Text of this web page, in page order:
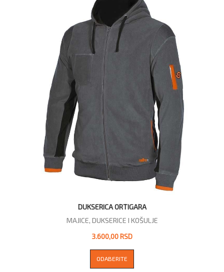
DUKSERICA ORTIGARA
MAJICE, DUKSERICE I KOŠULJE
3.600,00 RSD
ODABERITE